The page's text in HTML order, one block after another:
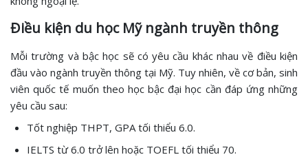
Điều kiện du học Mỹ ngành truyền thông
Mỗi trường và bậc học sẽ có yêu cầu khác nhau về điều kiện
đầu vào ngành truyền thông tại Mỹ. Tuy nhiên, về cơ bản, sinh
viên quốc tế muốn theo học bậc đại học cần đáp ứng những
yêu cầu sau:
Tốt nghiệp THPT, GPA tối thiểu 6.0.
IELTS từ 6.0 trở lên hoặc TOEFL tối thiểu 70.